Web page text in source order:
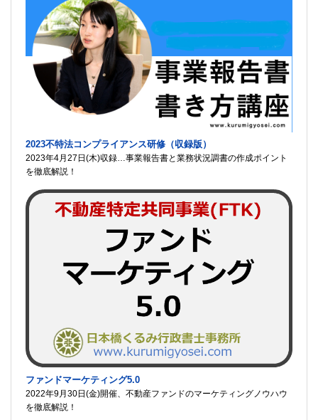
2023不特法コンプライアンス研修（収録版）
2023年4月27日(木)収録…事業報告書と業務状況調書の作成ポイント
を徹底解説！
ファンドマーケティング5.0
2022年9月30日(金)開催、不動産ファンドのマーケティングノウハウ
を徹底解説！